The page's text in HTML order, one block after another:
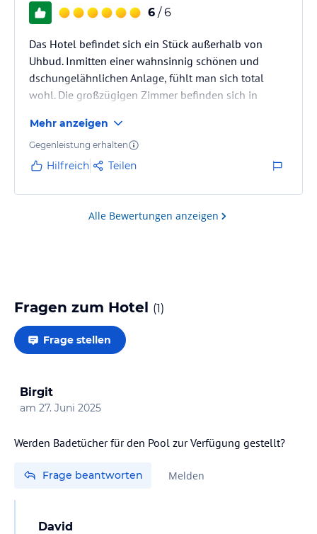
6 / 6
Das Hotel befindet sich ein Stück außerhalb von
Uhbud. Inmitten einer wahnsinnig schönen und
dschungelähnlichen Anlage, fühlt man sich total
wohl. Die großzügigen Zimmer befinden sich in
Es ist sehr sauber, ordentlich. Das Personal ist an
Freundlichkeit, Hilfsbereitschaft und zuvorkommen
kaum zu übertreffen. Hier ist man im Urlaub
Mehr anzeigen
Gegenleistung erhalten
Hilfreich Teilen
Alle Bewertungen anzeigen
Fragen zum Hotel (1)
Frage stellen
Birgit
am 27. Juni 2025
Werden Badetücher für den Pool zur Verfügung gestellt?
Frage beantworten Melden
David